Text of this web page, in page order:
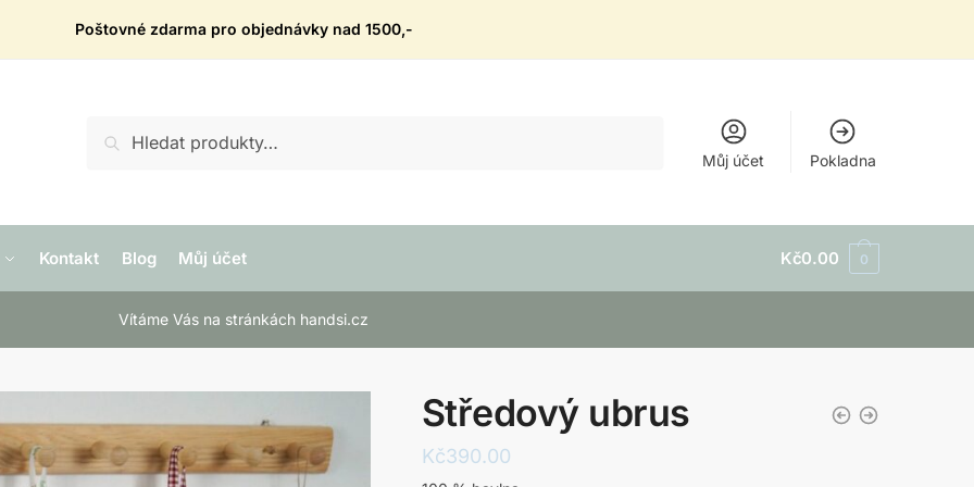
Poštovné zdarma pro objednávky nad 1500,-
Hledat
Můj účet Pokladna
Kontakt Blog Můj účet Kč0.00 0
Vítáme Vás na stránkách handsi.cz
Středový ubrus
Kč390.00